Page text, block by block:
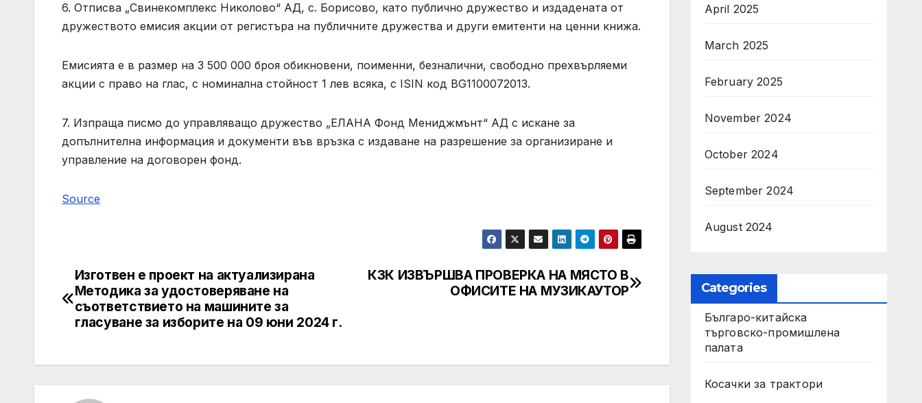
6. Отписва „Свинекомплекс Николово“ АД, с. Борисово, като публично дружество и издадената от
дружеството емисия акции от регистъра на публичните дружества и други емитенти на ценни книжа.
Емисията е в размер на 3 500 000 броя обикновени, поименни, безналични, свободно прехвърляеми
акции с право на глас, с номинална стойност 1 лев всяка, с ISIN код BG1100072013.
7. Изпраща писмо до управляващо дружество „ЕЛАНА Фонд Мениджмънт“ АД с искане за
допълнителна информация и документи във връзка с издаване на разрешение за организиране и
управление на договорен фонд.
Source
Post
navigation
КЗК ИЗВЪРШВА ПРОВЕРКА НА МЯСТО В
ОФИСИТЕ НА МУЗИКАУТОР
Изготвен е проект на актуализирана
Методика за удостоверяване на
съответствието на машините за
гласуване за изборите на 09 юни 2024 г.
April 2025
March 2025
February 2025
November 2024
October 2024
September 2024
August 2024
Categories
Българо-китайска
търговско-промишлена
палата
Косачки за трактори